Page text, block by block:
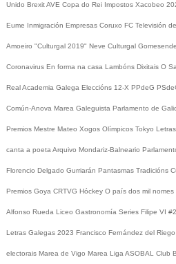
Unido BrexitAVE Copa do Rei Impostos Xacobeo
Eume Inmigración Empresas Coruxo FC Televisión
Amoeiro "Culturgal 2019" Neve Culturgal Gomesende
Coronavirus En forma na casa Lambóns Dixitais O
Real Academia Galega Eleccións 12-X PPdeG
Común-Anova Marea Galeguista Parlamento de
Premios Mestre Mateo Xogos Olímpicos Tokyo
canta a poeta Arquivo Mondariz-Balneario
Florencio Delgado Gurriarán Pantasmas Tradicións
Premios Goya CRTVG Hóckey O país dos mil nomes
Alfonso Rueda Liceo Gastronomía Series Filipe VI
Letras Galegas 2023 Francisco Fernández del Riego
electorais Marea de Vigo Marea Liga ASOBAL Club